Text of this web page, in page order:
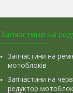
Запчастини на
Запчастини на
мотоблоків
Запчастини на
редуктор